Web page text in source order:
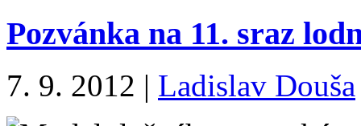
Pozvánka na 11. sraz
7. 9. 2012 | Ladislav Douša